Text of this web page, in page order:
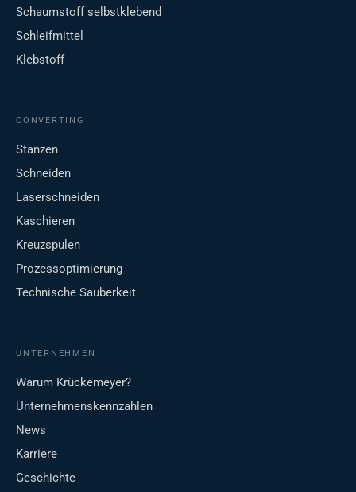
Schaumstoff selbstklebend
Schleifmittel
Klebstoff
CONVERTING
Stanzen
Schneiden
Laserschneiden
Kaschieren
Kreuzspulen
Prozessoptimierung
Technische Sauberkeit
UNTERNEHMEN
Warum Krückemeyer?
Unternehmenskennzahlen
News
Karriere
Geschichte